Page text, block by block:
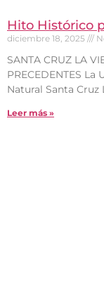
Hito Histórico
diciembre 18, 2025
SANTA CRUZ LA
PRECEDENTES
Natural Santa
Leer más »